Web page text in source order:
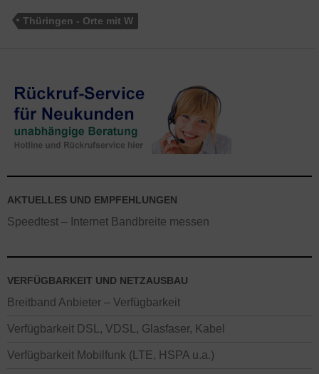
Thüringen - Orte mit W
AKTUELLES UND EMPFEHLUNGEN
Speedtest – Internet Bandbreite messen
VERFÜGBARKEIT UND NETZAUSBAU
Breitband Anbieter – Verfügbarkeit
Verfügbarkeit DSL, VDSL, Glasfaser, Kabel
Verfügbarkeit Mobilfunk (LTE, HSPA u.a.)